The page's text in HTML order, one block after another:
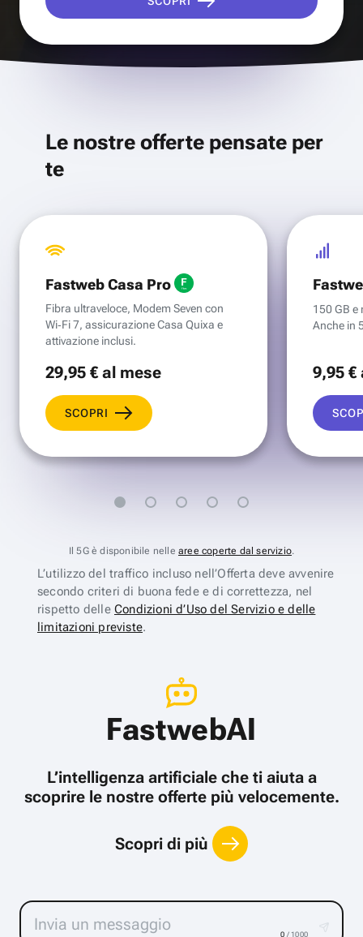
Le nostre offerte pensate per
te
Fastweb Casa Pro
Fibra ultraveloce, Modem Seven con
Wi‑Fi 7, assicurazione Casa Quixa e
attivazione inclusi.
29,95 €al mese
SCOPRI
150 GB e
Anche in
9,95 €
Il 5G è disponibile nelle aree coperte dal servizio.
L’utilizzo del traffico incluso nell’Offerta deve avvenire
secondo criteri di buona fede e di correttezza, nel
rispetto delle Condizioni d’Uso del Servizio e delle
limitazioni previste.
FastwebAI
L’intelligenza artificiale che ti aiuta a
scoprire le nostre offerte più velocemente.
Scopri di più
0 / 1000